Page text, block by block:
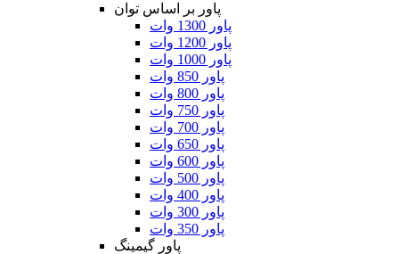
پاور بر اساس توان
پاور 1300 وات
پاور 1200 وات
پاور 1000 وات
پاور 850 وات
پاور 800 وات
پاور 750 وات
پاور 700 وات
پاور 650 وات
پاور 600 وات
پاور 500 وات
پاور 400 وات
پاور 300 وات
پاور 350 وات
پاور گیمینگ